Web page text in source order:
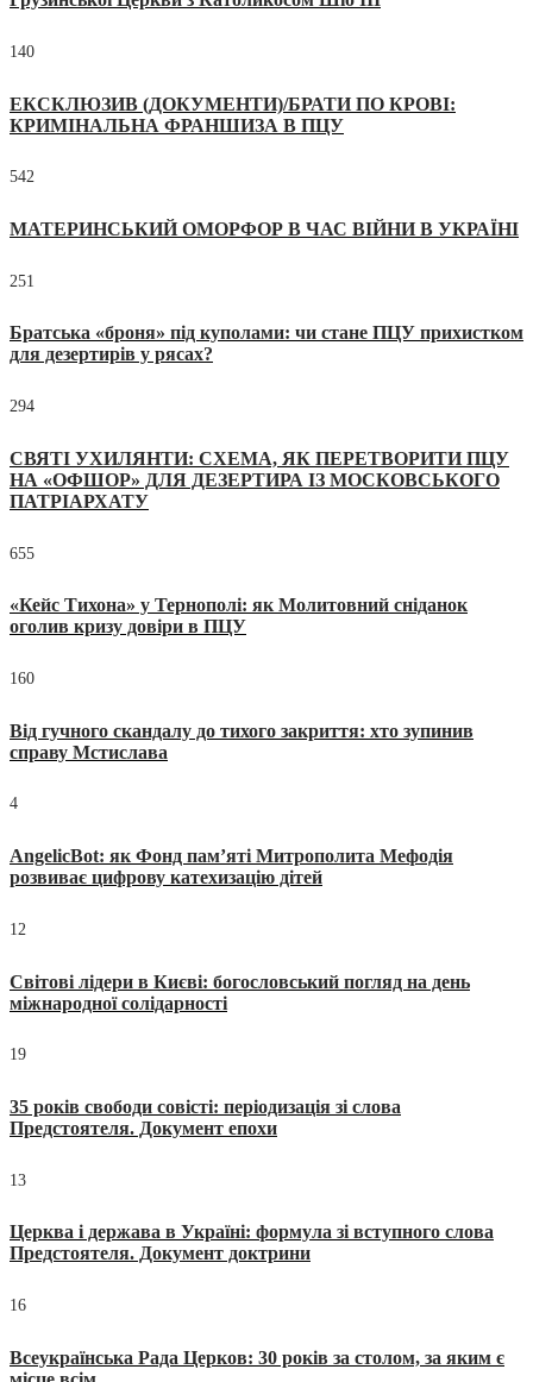
140
ЕКСКЛЮЗИВ (ДОКУМЕНТИ)/БРАТИ ПО КРОВІ:
КРИМІНАЛЬНА ФРАНШИЗА В ПЦУ
542
МАТЕРИНСЬКИЙ ОМОРФОР В ЧАС ВІЙНИ В УКРАЇНІ
251
Братська «броня» під куполами: чи стане ПЦУ прихистком
для дезертирів у рясах?
294
СВЯТІ УХИЛЯНТИ: СХЕМА, ЯК ПЕРЕТВОРИТИ ПЦУ
НА «ОФШОР» ДЛЯ ДЕЗЕРТИРА ІЗ МОСКОВСЬКОГО
ПАТРІАРХАТУ
655
«Кейс Тихона» у Тернополі: як Молитовний сніданок
оголив кризу довіри в ПЦУ
160
Від гучного скандалу до тихого закриття: хто зупинив
справу Мстислава
4
AngelicBot: як Фонд пам’яті Митрополита Мефодія
розвиває цифрову катехизацію дітей
12
Світові лідери в Києві: богословський погляд на день
міжнародної солідарності
19
35 років свободи совісті: періодизація зі слова
Предстоятеля. Документ епохи
13
Церква і держава в Україні: формула зі вступного слова
Предстоятеля. Документ доктрини
16
Всеукраїнська Рада Церков: 30 років за столом, за яким є